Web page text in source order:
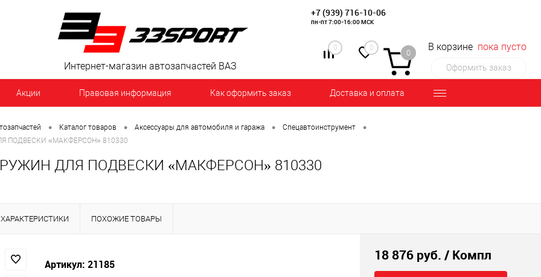
+7 (939) 716-10-06
пн-пт 7:00-16:00 МСК
0 0
0
В корзине пока пусто
Оформить заказ
Интернет-магазин автозапчастей ВАЗ
Акции Правовая информация Как оформить заказ Доставка и оплата
• Каталог товаров • Аксессуары для автомобиля и гаража • Спецавтоинструмент •
ПОДВЕСКИ «МАКФЕРСОН» 810330
ДЛЯ ПОДВЕСКИ «МАКФЕРСОН» 810330
ХАРАКТЕРИСТИКИ ПОХОЖИЕ ТОВАРЫ
Артикул: 21185
18 876 руб. / Компл